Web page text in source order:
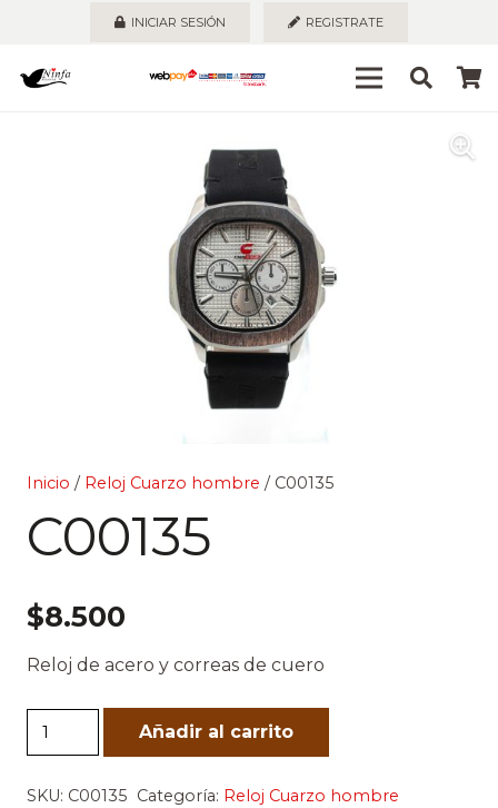
INICIAR SESIÓN REGISTRATE
Inicio / Reloj Cuarzo hombre / C00135
C00135
$8.500
Reloj de acero y correas de cuero
C00135
cantidad
Añadir al carrito
SKU: C00135 Categoría: Reloj Cuarzo hombre